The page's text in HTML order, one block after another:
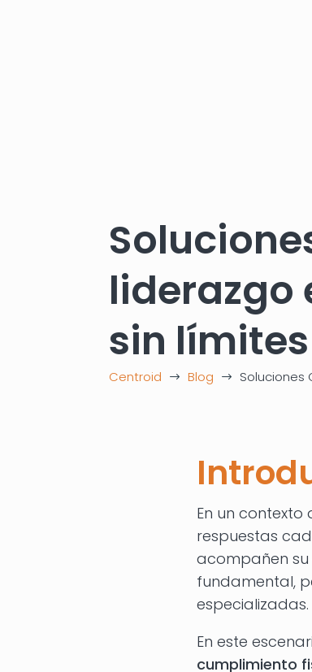
liderazgo
sin límites
Centroid $ Blog $ Soluciones
En un
respuestas
acompañen su
fundamental,
especializadas.
En este
cumplimiento